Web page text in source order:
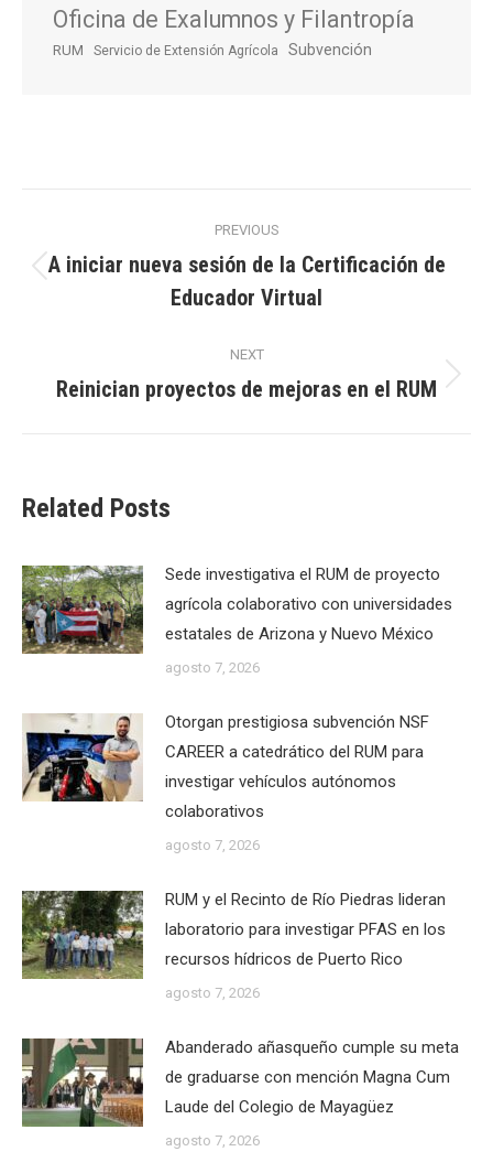
Oficina de Exalumnos y Filantropía
RUM Servicio de Extensión Agrícola Subvención
navigation
PREVIOUS
post:
A iniciar nueva sesión de la Certificación de
Educador Virtual
NEXT
Next
Reinician proyectos de mejoras en el RUM
Related Posts
Sede investigativa el RUM de proyecto
agrícola colaborativo con universidades
estatales de Arizona y Nuevo México
agosto 7, 2026
Otorgan prestigiosa subvención NSF
CAREER a catedrático del RUM para
investigar vehículos autónomos
colaborativos
agosto 7, 2026
RUM y el Recinto de Río Piedras lideran
laboratorio para investigar PFAS en los
recursos hídricos de Puerto Rico
agosto 7, 2026
Abanderado añasqueño cumple su meta
de graduarse con mención Magna Cum
Laude del Colegio de Mayagüez
agosto 7, 2026